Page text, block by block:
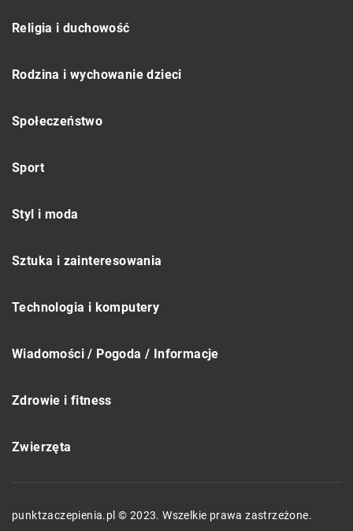
Religia i duchowość
Rodzina i wychowanie dzieci
Społeczeństwo
Sport
Styl i moda
Sztuka i zainteresowania
Technologia i komputery
Wiadomości / Pogoda / Informacje
Zdrowie i fitness
Zwierzęta
punktzaczepienia.pl © 2023. Wszelkie prawa zastrzeżone.